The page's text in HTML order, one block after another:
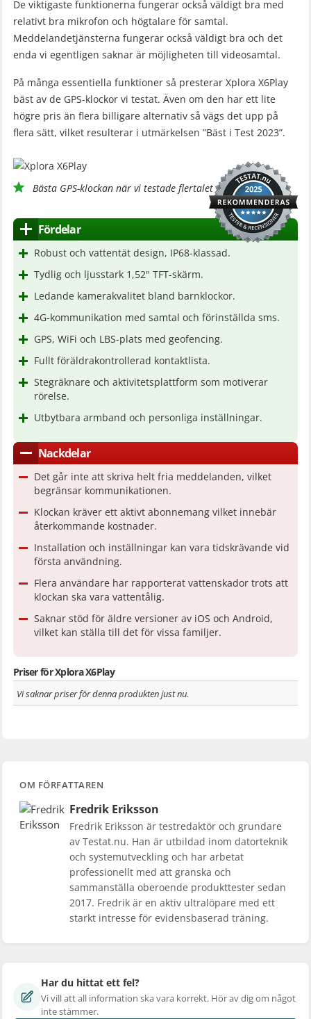
De viktigaste funktionerna fungerar också väldigt bra med
relativt bra mikrofon och högtalare för samtal.
Meddelandetjänsterna fungerar också väldigt bra och det
enda vi egentligen saknar är möjligheten till videosamtal.
På många essentiella funktioner så presterar Xplora X6Play
bäst av de GPS-klockor vi testat. Även om den har ett lite
högre pris än flera billigare alternativ så vägs det upp på
flera sätt, vilket resulterar i utmärkelsen ”Bäst i Test 2023”.
Bästa GPS-klockan när vi testade flertalet modeller
Fördelar
Robust och vattentät design, IP68-klassad.
Tydlig och ljusstark 1,52" TFT-skärm.
Ledande kamerakvalitet bland barnklockor.
4G-kommunikation med samtal och förinställda sms.
GPS, WiFi och LBS-plats med geofencing.
Fullt föräldrakontrollerad kontaktlista.
Stegräknare och aktivitetsplattform som motiverar
rörelse.
Utbytbara armband och personliga inställningar.
Nackdelar
Det går inte att skriva helt fria meddelanden, vilket
begränsar kommunikationen.
Klockan kräver ett aktivt abonnemang vilket innebär
återkommande kostnader.
Installation och inställningar kan vara tidskrävande vid
första användning.
Flera användare har rapporterat vattenskador trots att
klockan ska vara vattentålig.
Saknar stöd för äldre versioner av iOS och Android,
vilket kan ställa till det för vissa familjer.
Priser för Xplora X6Play
Vi saknar priser för denna produkten just nu.
OM FÖRFATTAREN
Fredrik Eriksson
Fredrik Eriksson är testredaktör och grundare
av Testat.nu. Han är utbildad inom datorteknik
och systemutveckling och har arbetat
professionellt med att granska och
sammanställa oberoende produkttester sedan
2017. Fredrik är en aktiv ultralöpare med ett
starkt intresse för evidensbaserad träning.
Har du hittat ett fel?
Vi vill att all information ska vara korrekt. Hör av dig om något
inte stämmer.